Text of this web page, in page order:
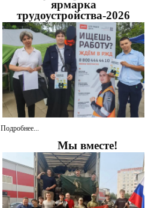
ярмарка
трудоустройства-2026
Подробнее...
Мы вместе!